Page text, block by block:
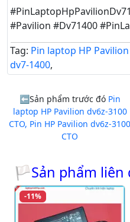
#Pavilion #Dv71400
Tag: Pin laptop HP
dv7-1400,
Sản phẩm trước đó Pin
laptop HP Pavilion dv6z-3100
CTO, Pin HP Pavilion dv6z-3100
CTO
🏳Sản phẩm liên
-11%